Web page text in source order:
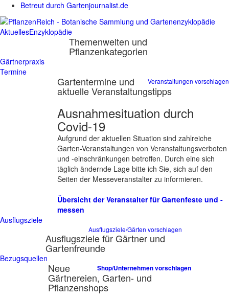
Betreut durch Gartenjournalist.de
AktuellesEnzyklopädie
Themenwelten und
Pflanzenkategorien
Gärtnerpraxis
Termine
Veranstaltungen vorschlagen
Gartentermine und
aktuelle Veranstaltungstipps
Ausnahmesituation durch
Covid-19
Aufgrund der aktuellen Situation sind zahlreiche
Garten-Veranstaltungen von Veranstaltungsverboten
und -einschränkungen betroffen. Durch eine sich
täglich ändernde Lage bitte ich Sie, sich auf den
Seiten der Messeveranstalter zu informieren.
Übersicht der Veranstalter für Gartenfeste und -
messen
Ausflugsziele
Ausflugsziele/Gärten vorschlagen
Ausflugsziele für Gärtner und
Gartenfreunde
Bezugsquellen
Shop/Unternehmen vorschlagen
Neue
Gärtnereien, Garten- und
Pflanzenshops